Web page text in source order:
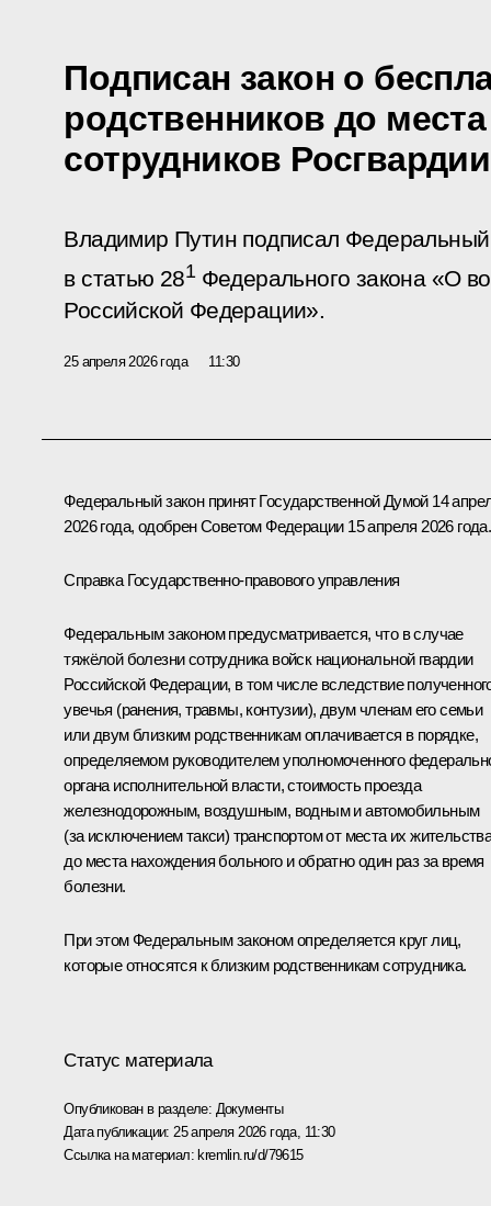
Подписан закон о
родственников до
сотрудников Росгвардии
Владимир Путин подписал
в статью 281Федерального закона «О
Российской Федерации».
25 апреля 2026 года 11:30
Федеральный закон принят Государственной Думой 14
2026 года, одобрен Советом Федерации 15 апреля 2026 года.
Справка Государственно-правового управления
Федеральным законом предусматривается, что в случае
тяжёлой болезни сотрудника войск национальной гвардии
Российской Федерации, в том числе вследствие
увечья (ранения, травмы, контузии), двум членам его семьи
или двум близким родственникам оплачивается в порядке,
определяемом руководителем уполномоченного
органа исполнительной власти, стоимость проезда
железнодорожным, воздушным, водным и автомобильным
(за исключением такси) транспортом от места их
до места нахождения больного и обратно один раз за время
болезни.
При этом Федеральным законом определяется круг лиц,
которые относятся к близким родственникам сотрудника.
Статус материала
Опубликован в разделе: Документы
Дата публикации: 25 апреля 2026 года, 11:30
Ссылка на материал: kremlin.ru/d/79615